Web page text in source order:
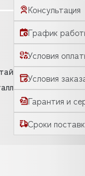
Консультация
График
Условия
Условия
Гарантия и
Сроки